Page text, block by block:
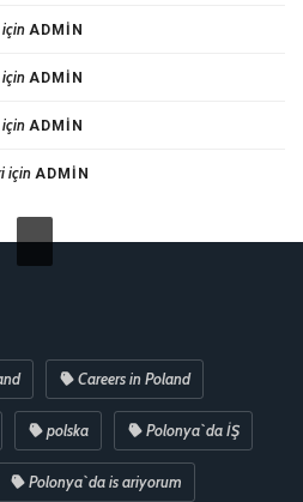
için ADMIN
için ADMIN
için ADMIN
için ADMIN
Careers in Poland
polska Polonya`da İŞ
Polonya`da is ariyorum